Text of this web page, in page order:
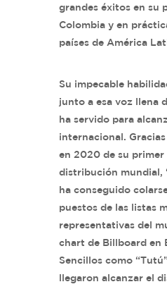
grandes éxitos en su
Colombia y en
países de América
Su impecable
junto a esa voz llena
ha servido para
internacional.
en 2020 de su primer
distribución mundial,
ha conseguido
puestos de las listas
representativas del
chart de Billboard en
Sencillos como
llegaron alcanzar el